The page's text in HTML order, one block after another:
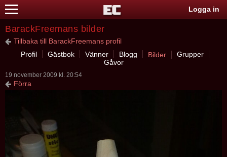
Logga in
BarackFreemans bilder
Tillbaka till BarackFreemans profil
Profil
Gästbok Vänner Blogg Bilder
Grupper
Gåvor
19 november 2009 kl. 20:54
Förra